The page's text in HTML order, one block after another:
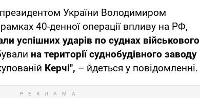
України Володимиром
40-денної операції впливу на РФ,
успішних ударів по суднах військового
на території суднобудівного заводу
Керчі", – йдеться у повідомленні.